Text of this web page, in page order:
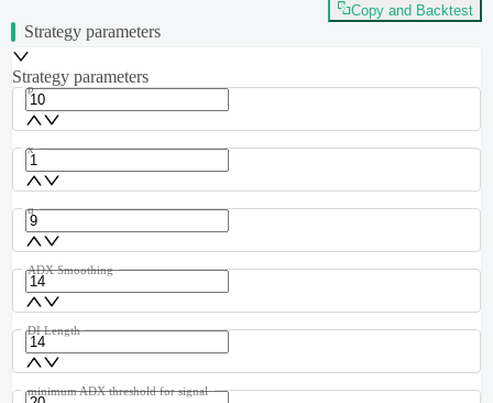
Copy and Backtest
Strategy parameters
Strategy parameters
p
x
q
ADX Smoothing
DI Length
minimum ADX threshold for signal